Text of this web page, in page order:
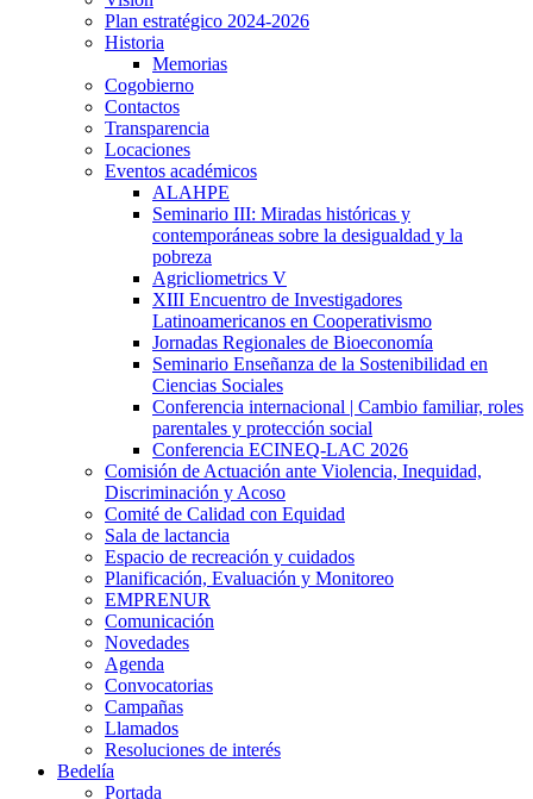
Plan estratégico 2024-2026
Historia
Memorias
Cogobierno
Contactos
Transparencia
Locaciones
Eventos académicos
ALAHPE
Seminario III: Miradas históricas y
contemporáneas sobre la desigualdad y la
pobreza
Agricliometrics V
XIII Encuentro de Investigadores
Latinoamericanos en Cooperativismo
Jornadas Regionales de Bioeconomía
Seminario Enseñanza de la Sostenibilidad en
Ciencias Sociales
Conferencia internacional | Cambio familiar, roles
parentales y protección social
Conferencia ECINEQ-LAC 2026
Comisión de Actuación ante Violencia, Inequidad,
Discriminación y Acoso
Comité de Calidad con Equidad
Sala de lactancia
Espacio de recreación y cuidados
Planificación, Evaluación y Monitoreo
EMPRENUR
Comunicación
Novedades
Agenda
Convocatorias
Campañas
Llamados
Resoluciones de interés
Bedelía
Portada